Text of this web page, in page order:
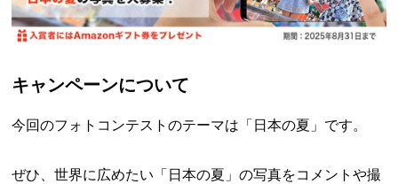
キャンペーンについて
今回のフォトコンテストのテーマは「日本の夏」です。
ぜひ、世界に広めたい「日本の夏」の写真をコメントや撮